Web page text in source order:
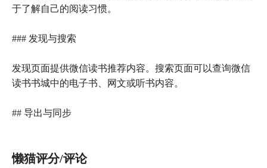
于了解自己的阅读习惯。
### 发现与搜索
发现页面提供微信读书推荐内容。搜索页面可以查询微信
读书书城中的电子书、网文或听书内容。
## 导出与同步
懒猫评分/评论